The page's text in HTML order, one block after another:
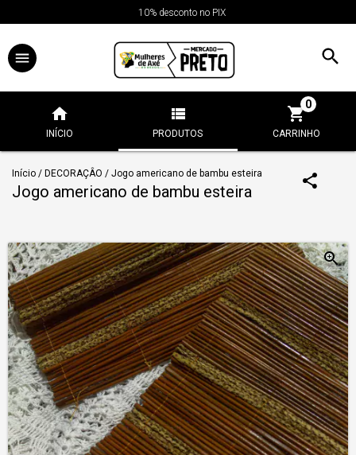
10% desconto no PIX
INÍCIO PRODUTOS CARRINHO
0
Início / DECORAÇÂO / Jogo americano de bambu esteira
Jogo americano de bambu esteira